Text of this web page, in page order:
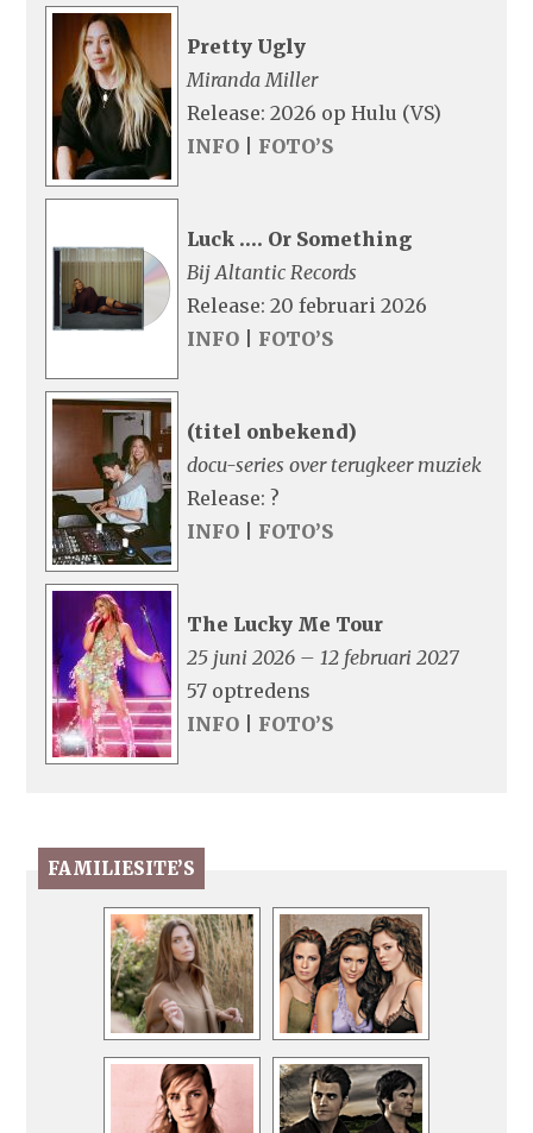
Pretty Ugly
Miranda Miller
Release: 2026 op Hulu (VS)
INFO
FOTO’S
Luck …. Or Something
Bij Altantic Records
Release: 20 februari 2026
INFO
FOTO’S
(titel onbekend)
docu-series over terugkeer muziek
Release: ?
INFO
FOTO’S
The Lucky Me Tour
25 juni 2026 – 12 februari 2027
57 optredens
INFO
FOTO’S
FAMILIESITE’S